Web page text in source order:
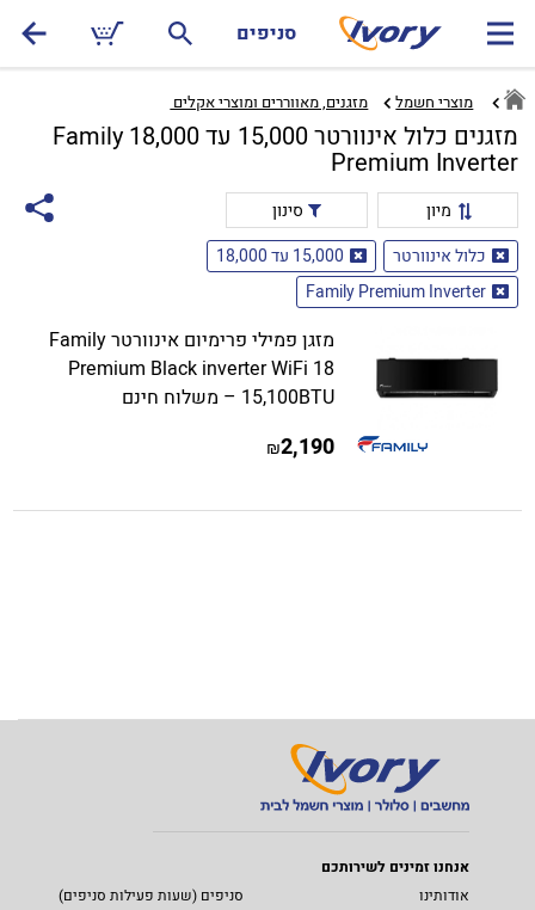
סניפים
מוצרי חשמל מזגנים, מאווררים ומוצרי אקלים ‏
מזגנים כלול אינוורטר 15,000 עד 18,000 Family
Premium Inverter
מיון
סינון
כלול אינוורטר
15,000 עד 18,000
Family Premium Inverter
מזגן פמילי פרימיום אינוורטר Family
Premium Black inverter WiFi 18
15,100BTU – משלוח חינם
2,190
₪
אנחנו זמינים לשירותכם
אודותינו
סניפים (שעות פעילות סניפים)